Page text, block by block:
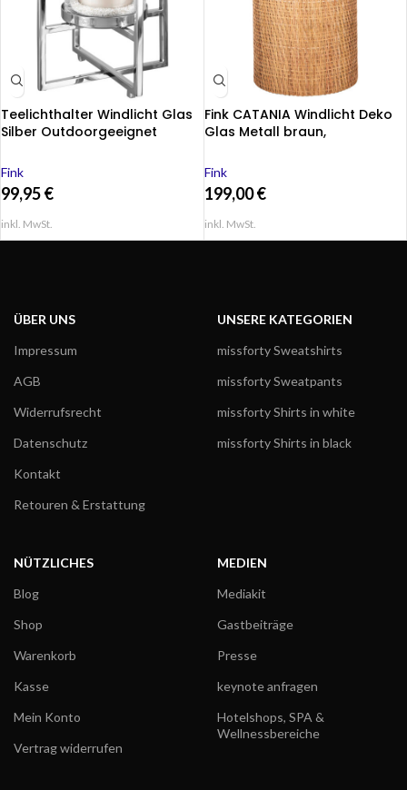
Teelichthalter Windlicht Glas
Silber Outdoorgeeignet
Höhe
Fink
99,95€
inkl. MwSt.
Fink CATANIA Windlicht Deko
Glas Metall braun,
Fink
199,00€
inkl. MwSt.
ÜBER UNS
Impressum
AGB
Widerrufsrecht
Datenschutz
Kontakt
Retouren & Erstattung
UNSERE KATEGORIEN
missforty Sweatshirts
missforty Sweatpants
missforty Shirts in white
missforty Shirts in black
NÜTZLICHES
Blog
Shop
Warenkorb
Kasse
Mein Konto
Vertrag widerrufen
MEDIEN
Mediakit
Gastbeiträge
Presse
keynote anfragen
Hotelshops, SPA &
Wellnessbereiche